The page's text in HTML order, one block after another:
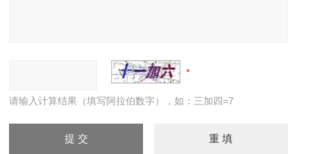
请输入计算结果（填写阿拉伯数字），如：三加四=7